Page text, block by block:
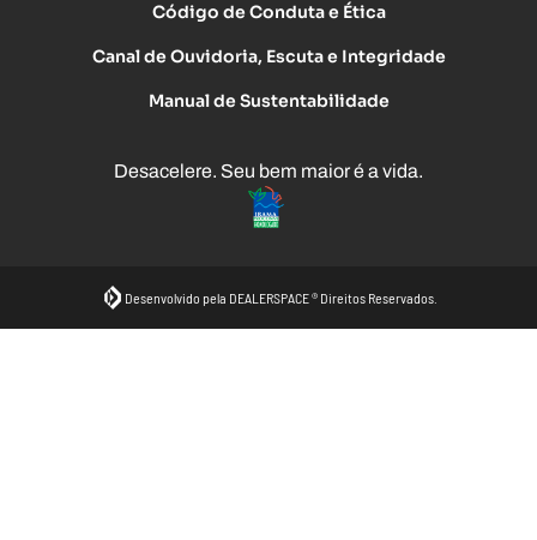
Código de Conduta e Ética
Canal de Ouvidoria, Escuta e Integridade
Manual de Sustentabilidade
Desacelere. Seu bem maior é a vida.
Desenvolvido pela DEALERSPACE ® Direitos Reservados.